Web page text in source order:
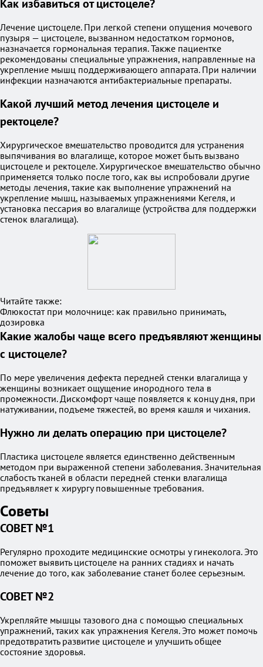
Как избавиться от цистоцеле?
Лечение цистоцеле. При легкой степени опущения мочевого
пузыря — цистоцеле, вызванном недостатком гормонов,
назначается гормональная терапия. Также пациентке
рекомендованы специальные упражнения, направленные на
укрепление мышц поддерживающего аппарата. При наличии
инфекции назначаются антибактериальные препараты.
Какой лучший метод лечения цистоцеле и
ректоцеле?
Хирургическое вмешательство проводится для устранения
выпячивания во влагалище, которое может быть вызвано
цистоцеле и ректоцеле. Хирургическое вмешательство обычно
применяется только после того, как вы испробовали другие
методы лечения, такие как выполнение упражнений на
укрепление мышц, называемых упражнениями Кегеля, и
установка пессария во влагалище (устройства для поддержки
стенок влагалища).
Читайте также:
Флюкостат при молочнице: как правильно принимать,
дозировка
Какие жалобы чаще всего предъявляют женщины
с цистоцеле?
По мере увеличения дефекта передней стенки влагалища у
женщины возникает ощущение инородного тела в
промежности. Дискомфорт чаще появляется к концу дня, при
натуживании, подъеме тяжестей, во время кашля и чихания.
Нужно ли делать операцию при цистоцеле?
Пластика цистоцеле является единственно действенным
методом при выраженной степени заболевания. Значительная
слабость тканей в области передней стенки влагалища
предъявляет к хирургу повышенные требования.
Советы
СОВЕТ №1
Регулярно проходите медицинские осмотры у гинеколога. Это
поможет выявить цистоцеле на ранних стадиях и начать
лечение до того, как заболевание станет более серьезным.
СОВЕТ №2
Укрепляйте мышцы тазового дна с помощью специальных
упражнений, таких как упражнения Кегеля. Это может помочь
предотвратить развитие цистоцеле и улучшить общее
состояние здоровья.